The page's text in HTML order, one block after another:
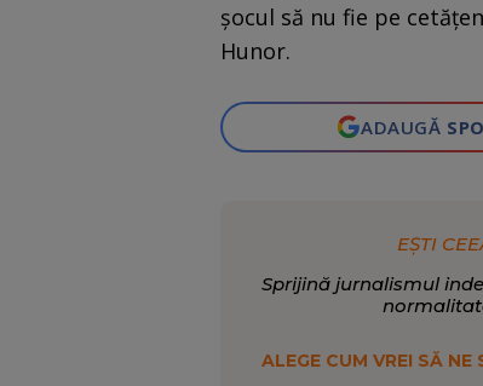
șocul să nu fie pe
Hunor.
ADAUGĂ
EȘTI
Sprijină jurnalismul
ALEGE CUM VREI SĂ NE